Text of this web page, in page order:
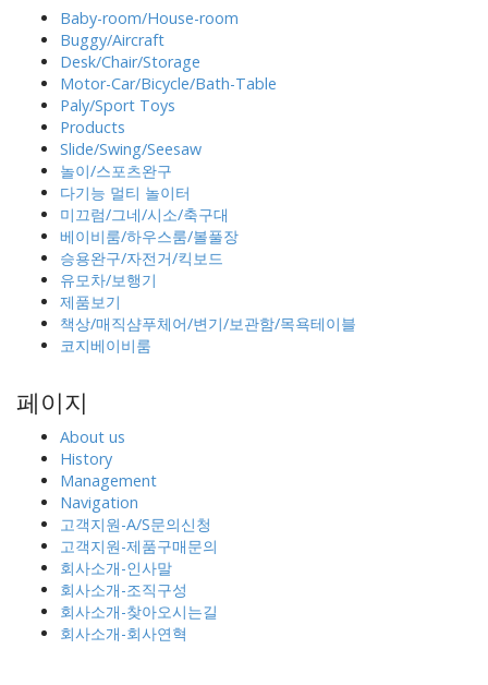
Baby-room/House-room
Buggy/Aircraft
Desk/Chair/Storage
Motor-Car/Bicycle/Bath-Table
Paly/Sport Toys
Products
Slide/Swing/Seesaw
놀이/스포츠완구
다기능 멀티 놀이터
미끄럼/그네/시소/축구대
베이비룸/하우스룸/볼풀장
승용완구/자전거/킥보드
유모차/보행기
제품보기
책상/매직샴푸체어/변기/보관함/목욕테이블
코지베이비룸
페이지
About us
History
Management
Navigation
고객지원-A/S문의신청
고객지원-제품구매문의
회사소개-인사말
회사소개-조직구성
회사소개-찾아오시는길
회사소개-회사연혁